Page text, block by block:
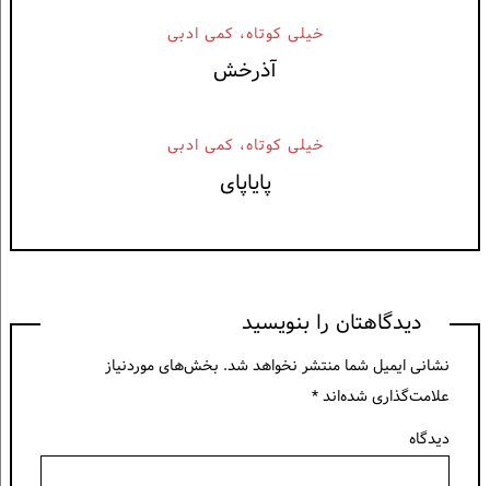
خيلی كوتاه، كمی ادبی
آذرخش
خيلی كوتاه، كمی ادبی
پایاپای
دیدگاهتان را بنویسید
نشانی ایمیل شما منتشر نخواهد شد. بخش‌های موردنیاز
علامت‌گذاری شده‌اند*
دیدگاه